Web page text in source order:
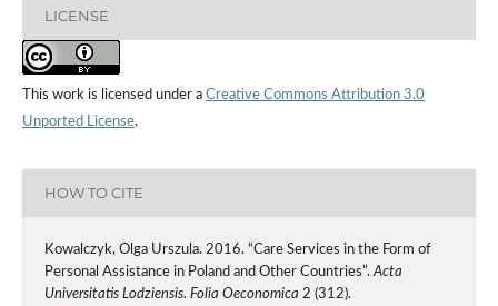
LICENSE
This work is licensed under a Creative Commons Attribution 3.0
Unported License.
HOW TO CITE
Kowalczyk, Olga Urszula. 2016. “Care Services in the Form of
Personal Assistance in Poland and Other Countries”.Acta
Universitatis Lodziensis. Folia Oeconomica 2 (312).